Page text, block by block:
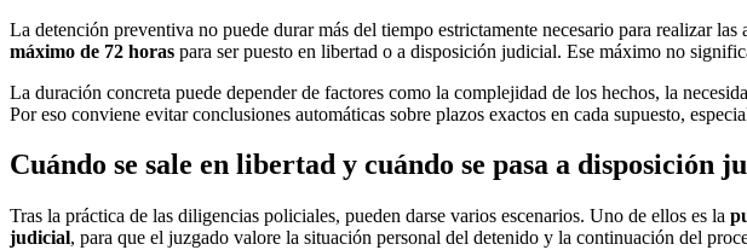
La detención preventiva no puede durar más del tiempo estrictamente necesario para realizar
máximo de 72 horas para ser puesto en libertad o a disposición judicial. Ese máximo no
La duración concreta puede depender de factores como la complejidad de los hechos, la
Por eso conviene evitar conclusiones automáticas sobre plazos exactos en cada supuesto,
Cuándo se sale en libertad y cuándo se pasa a disposición
Tras la práctica de las diligencias policiales, pueden darse varios escenarios. Uno de ellos es la
judicial, para que el juzgado valore la situación personal del detenido y la continuación del